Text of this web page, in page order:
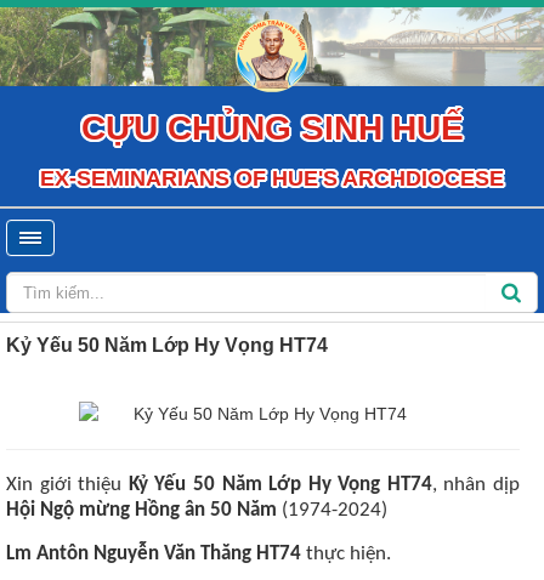
CỰU CHỦNG SINH HUẾ
EX-SEMINARIANS OF HUE'S ARCHDIOCESE
Kỷ Yếu 50 Năm Lớp Hy Vọng HT74
Xin giới thiệu Kỷ Yếu 50 Năm Lớp Hy Vọng HT74, nhân dịp
Hội Ngộ mừng Hồng ân 50 Năm (1974-2024)
Lm Antôn Nguyễn Văn Thăng HT74 thực hiện.